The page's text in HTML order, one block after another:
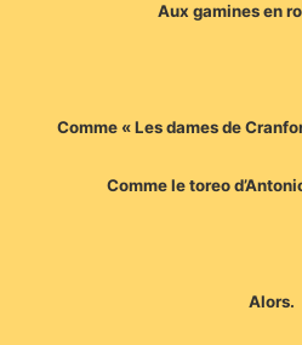
Aux gamines en
Comme « Les dames de
Comme le toreo
Alors.